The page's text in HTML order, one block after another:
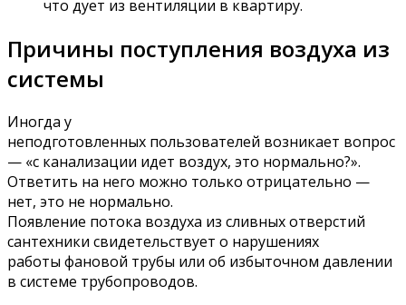
что дует из вентиляции в квартиру.
Причины поступления воздуха из
системы
Иногда у
неподготовленных пользователей возникает вопрос
— «с канализации идет воздух, это нормально?».
Ответить на него можно только отрицательно —
нет, это не нормально.
Появление потока воздуха из сливных отверстий
сантехники свидетельствует о нарушениях
работы фановой трубы или об избыточном давлении
в системе трубопроводов.